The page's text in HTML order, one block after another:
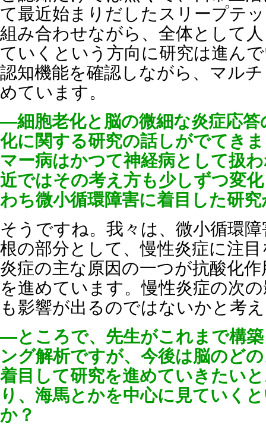
て最近始まりだしたスリープテ
組み合わせながら、全体として
ていくという方向に研究は進ん
認知機能を確認しながら、マル
めています。
―細胞老化と脳の微細な炎症応答
化に関する研究の話しがでてき
マー病はかつて神経病として扱
近ではその考え方も少しずつ変
わち微小循環障害に着目した研
そうですね。我々は、微小循環
根の部分として、慢性炎症に注
炎症の主な原因の一つが抗酸化
を進めています。慢性炎症の次
も影響が出るのではないかと考
―ところで、先生がこれまで構
ング解析ですが、今後は脳のど
着目して研究を進めていきたい
り、海馬とかを中心に見ていく
か？